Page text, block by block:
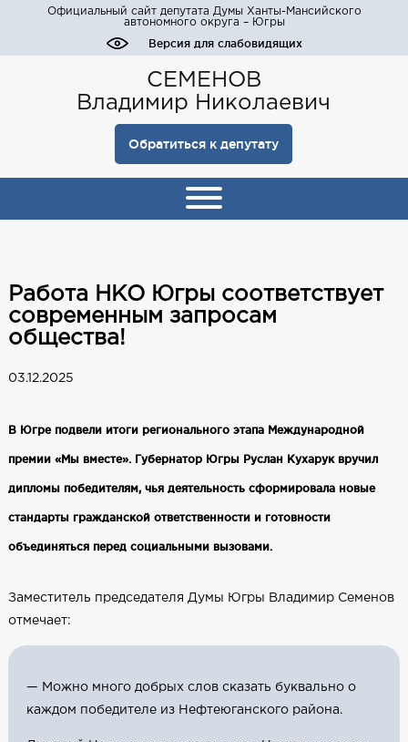
Официальный сайт депутата Думы Ханты-Мансийского
автономного округа – Югры
Версия для слабовидящих
СЕМЕНОВ
Владимир Николаевич
Обратиться к депутату
Работа НКО Югры соответствует
современным запросам
общества!
03.12.2025
В Югре подвели итоги регионального этапа Международной
премии «Мы вместе». Губернатор Югры Руслан Кухарук вручил
дипломы победителям, чья деятельность сформировала новые
стандарты гражданской ответственности и готовности
объединяться перед социальными вызовами.
Заместитель председателя Думы Югры Владимир Семенов
отмечает:
— Можно много добрых слов сказать буквально о
каждом победителе из Нефтеюганского района.